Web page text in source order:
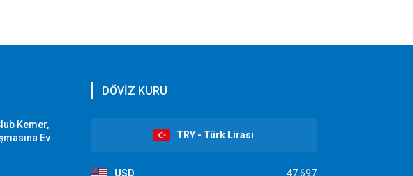
Kemer,
Ev
DÖVİZ KURU
TRY - Türk Lirası
USD 47,697